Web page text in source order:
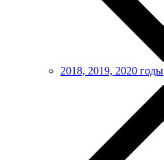
2018, 2019, 2020 годы